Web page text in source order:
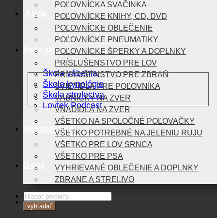
Akcie
Naše aktivity
Škola vábenia
Škola kynológie
Škola strelectva
Lovtek Podcast
Veľkoobchod
O nás
Blog
POĽOVNÍCKA SVAČINKA
POĽOVNÍCKE KNIHY, CD, DVD
POĽOVNÍCKE OBLEČENIE
POĽOVNÍCKE PNEUMATIKY
POĽOVNÍCKE ŠPERKY A DOPLNKY
PRÍSLUŠENSTVO PRE LOV
PRÍSLUŠENSTVO PRE ZBRAŇ
SVIETIDLÁ PRE POĽOVNÍKA
VÁBNIČKY NA ZVER
VNADIDLÁ NA ZVER
VŠETKO NA SPOLOČNÉ POĽOVAČKY
VŠETKO POTREBNÉ NA JELENIU RUJU
VŠETKO PRE LOV SRNCA
VŠETKO PRE PSA
VYHRIEVANÉ OBLEČENIE A DOPLNKY
ZBRANE A STRELIVO
Products
search
vyhľadať